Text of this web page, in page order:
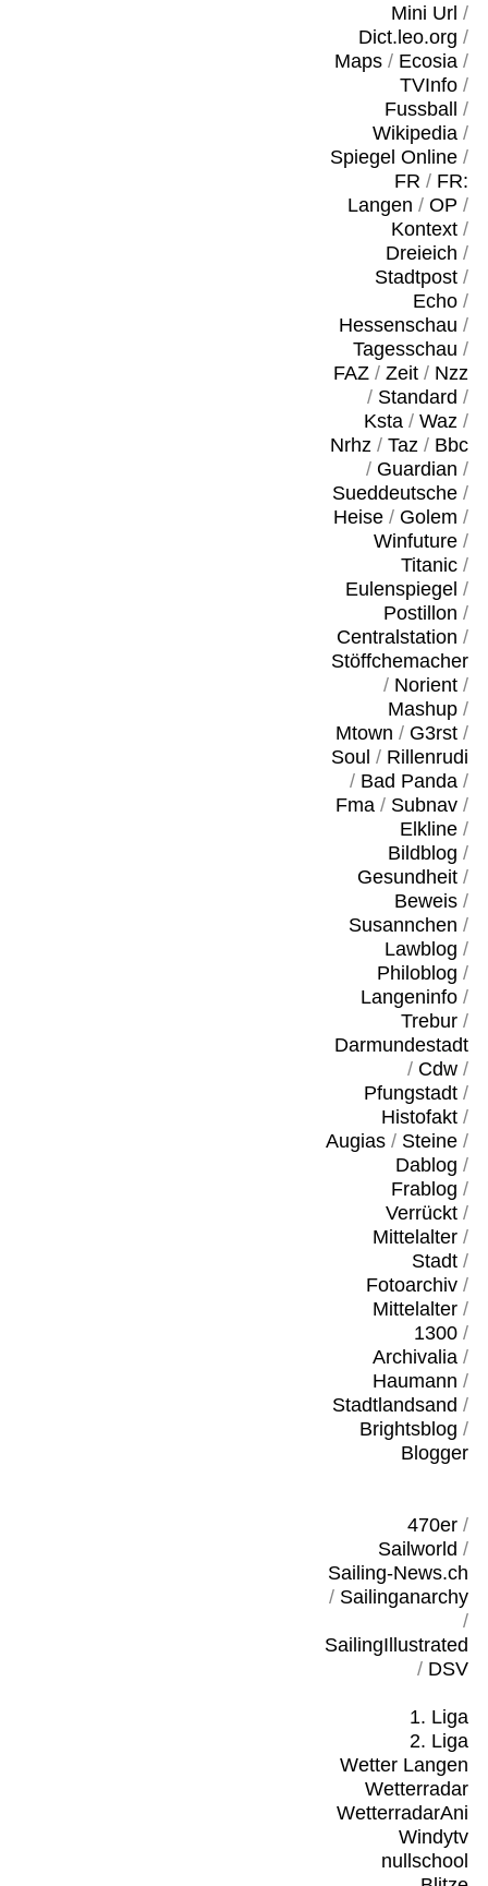
Mini Url /
Dict.leo.org /
Maps/ Ecosia/
TVInfo/
Fussball
/
Wikipedia/
Spiegel Online/
FR / FR:
Langen / OP /
Kontext/
Dreieich /
Stadtpost/
Echo/
Hessenschau /
Tagesschau /
FAZ/ Zeit/ Nzz
/ Standard /
Ksta/ Waz/
Nrhz/ Taz/ Bbc
/ Guardian /
Sueddeutsche/
Heise/ Golem /
Winfuture/
Titanic/
Eulenspiegel /
Postillon /
Centralstation /
Stöffchemacher
/ Norient/
Mashup/
Mtown / G3rst/
Soul / Rillenrudi
/ Bad Panda/
Fma/ Subnav/
Elkline/
Bildblog /
Gesundheit/
Beweis/
Susannchen /
Lawblog /
Philoblog /
Langeninfo/
Trebur/
Darmundestadt
/ Cdw/
Pfungstadt/
Histofakt/
Augias/ Steine/
Dablog /
Frablog /
Verrückt/
Mittelalter/
Stadt/
Fotoarchiv/
Mittelalter/
1300/
Archivalia/
Haumann /
Stadtlandsand /
Brightsblog /
Blogger
470er/
Sailworld /
Sailing-News.ch
/ Sailinganarchy
/
SailingIllustrated
/ DSV
1. Liga
2. Liga
Wetter Langen
Wetterradar
WetterradarAni
Windytv
nullschool